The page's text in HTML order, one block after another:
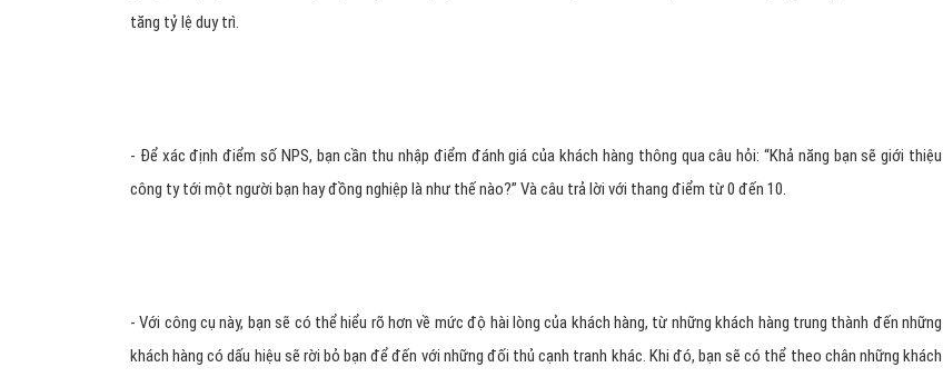
tăng tỷ lệ duy trì.
- Để xác định điểm số NPS, bạn cần thu nhập điểm đánh giá của khách hàng thông qua câu hỏi: “Khả năng bạn sẽ giới thiệu
công ty tới một người bạn hay đồng nghiệp là như thế nào?” Và câu trả lời với thang điểm từ 0 đến 10.
- Với công cụ này, bạn sẽ có thể hiểu rõ hơn về mức độ hài lòng của khách hàng, từ những khách hàng trung thành đến những
khách hàng có dấu hiệu sẽ rời bỏ bạn để đến với những đối thủ cạnh tranh khác. Khi đó, bạn sẽ có thể theo chân những khách